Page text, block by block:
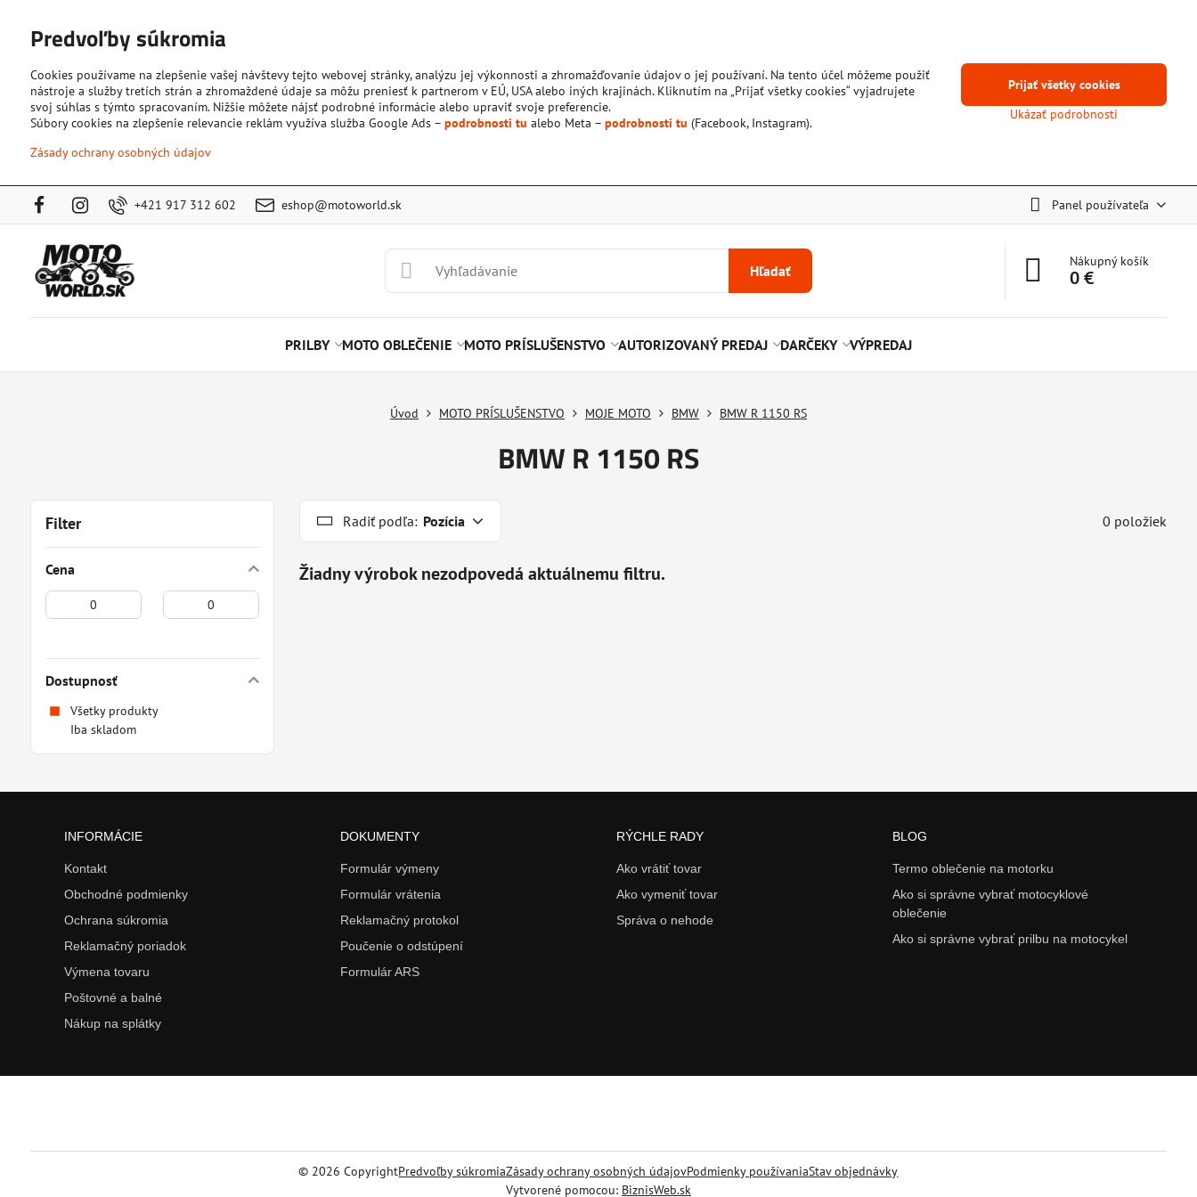
+421 917 312 602 eshop@motoworld.sk Panel používateľa
Hľadať
Nákupný košík
0 €
PRILBY MOTO OBLEČENIE MOTO PRÍSLUŠENSTVO AUTORIZOVANÝ PREDAJ DARČEKY VÝPREDAJ
Úvod MOTO PRÍSLUŠENSTVO MOJE MOTO BMW BMW R 1150 RS
BMW R 1150 RS
Radiť podľa: Pozícia 0 položiek
Filter
Cena
Od:
Do:
Dostupnosť
Všetky produkty
Iba skladom
INFORMÁCIE
Kontakt
Obchodné podmienky
Ochrana súkromia
Reklamačný poriadok
Výmena tovaru
Poštovné a balné
Nákup na splátky
DOKUMENTY
Formulár výmeny
Formulár vrátenia
Reklamačný protokol
Poučenie o odstúpení
Formulár ARS
RÝCHLE RADY
Ako vrátiť tovar
Ako vymeniť tovar
Správa o nehode
BLOG
Termo oblečenie na motorku
Ako si správne vybrať motocyklové
oblečenie
Ako si správne vybrať prilbu na motocykel
© 2026 CopyrightPredvoľby súkromiaZásady ochrany osobných údajovPodmienky používaniaStav objednávky
Vytvorené pomocou: BiznisWeb.sk
Predvoľby súkromia
Cookies používame na zlepšenie vašej návštevy tejto webovej stránky, analýzu jej výkonnosti a zhromažďovanie údajov o jej používaní. Na tento účel môžeme použiť
nástroje a služby tretích strán a zhromaždené údaje sa môžu preniesť k partnerom v EÚ, USA alebo iných krajinách. Kliknutím na „Prijať všetky cookies“ vyjadrujete
svoj súhlas s týmto spracovaním. Nižšie môžete nájsť podrobné informácie alebo upraviť svoje preferencie.
Súbory cookies na zlepšenie relevancie reklám využíva služba Google Ads – podrobnosti tu alebo Meta – podrobnosti tu (Facebook, Instagram).
Zásady ochrany osobných údajov
Ukázať podrobnosti
Prijať všetky cookies